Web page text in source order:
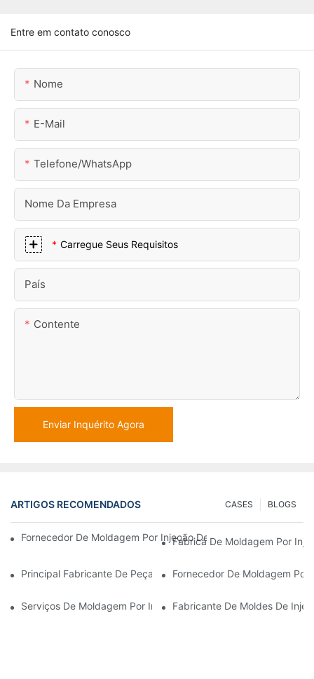
Entre em contato conosco
Nome
E-Mail
Telefone/WhatsApp
Nome Da Empresa
Carregue Seus Requisitos
País
Contente
Enviar Inquérito Agora
ARTIGOS RECOMENDADOS BLOGS
CASES
Fornecedor De Moldagem Por Injeção De Plástico Com Ampla
Fábrica De Moldagem Por
Principal Fabricante De Peças Plásticas Para Os Setores
Fornecedor De Moldagem
Serviços De Moldagem Por Injeção De Plástico Para Indústrias
Fabricante De Moldes De